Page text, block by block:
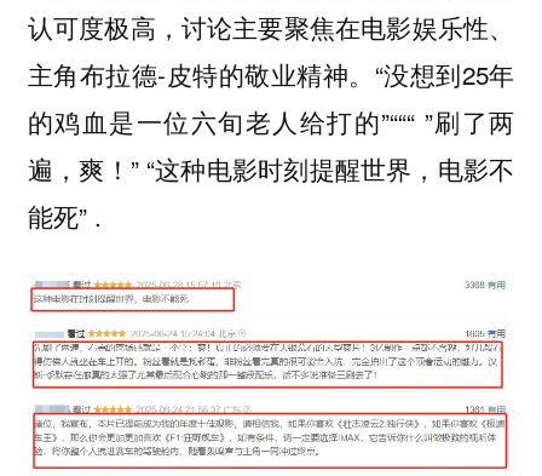
认可度极高，讨论主要聚焦在电影娱乐性、
主角布拉德-皮特的敬业精神。“没想到25年
的鸡血是一位六旬老人给打的”“““ ”刷了两
遍，爽！” “这种电影时刻提醒世界，电影不
能死” .